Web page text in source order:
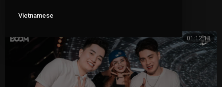
NONSTOP 2025
VietNamProducer
01:12:18
Vietnamese